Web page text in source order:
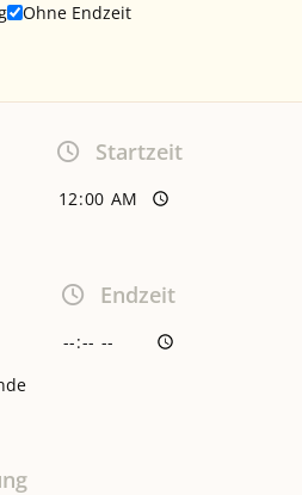
Ohne Endzeit
Startzeit
Endzeit